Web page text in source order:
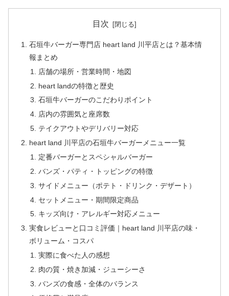
目次
石垣牛バーガー専門店 heart land 川平店とは？基本情
報まとめ
店舗の場所・営業時間・地図
heart landの特徴と歴史
石垣牛バーガーのこだわりポイント
店内の雰囲気と座席数
テイクアウトやデリバリー対応
heart land 川平店の石垣牛バーガーメニュー一覧
定番バーガーとスペシャルバーガー
バンズ・パティ・トッピングの特徴
サイドメニュー（ポテト・ドリンク・デザート）
セットメニュー・期間限定商品
キッズ向け・アレルギー対応メニュー
実食レビューと口コミ評価｜heart land 川平店の味・
ボリューム・コスパ
実際に食べた人の感想
肉の質・焼き加減・ジューシーさ
バンズの食感・全体のバランス